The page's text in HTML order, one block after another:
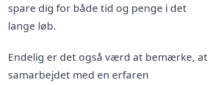
spare dig for både tid og penge i det
lange løb.
Endelig er det også værd at bemærke, at
samarbejdet med en erfaren